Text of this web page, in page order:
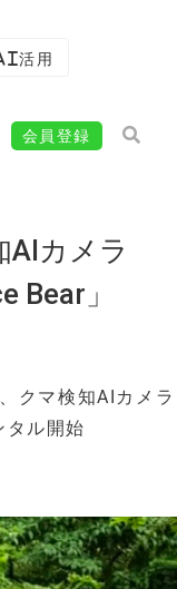
活用
会員登録
AIカメラ
Bear」
クマ検知AIカメラ
タル開始